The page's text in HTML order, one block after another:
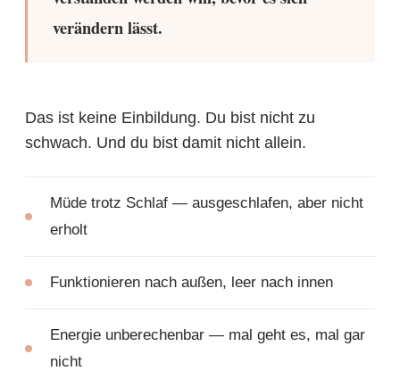
verändern lässt.
Das ist keine Einbildung. Du bist nicht zu
schwach. Und du bist damit nicht allein.
Müde trotz Schlaf — ausgeschlafen, aber nicht
erholt
Funktionieren nach außen, leer nach innen
Energie unberechenbar — mal geht es, mal gar
nicht